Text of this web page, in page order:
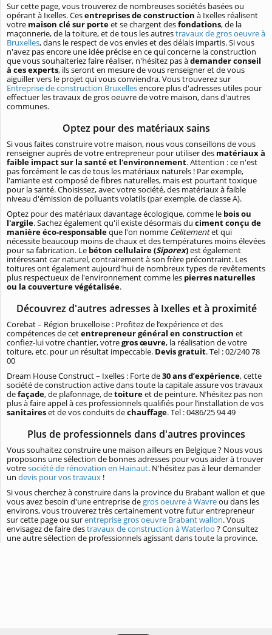
Sur cette page, vous trouverez de nombreuses sociétés basées ou
opérant à Ixelles. Cesentreprises de construction à Ixelles réalisent
votre maison clé sur porteet se chargent desfondations, de la
maçonnerie, de la toiture, et de tous les autrestravaux de gros oeuvre à
Bruxelles, dans le respect de vos envies et des délais impartis. Si vous
n'avez pas encore une idée précise en ce qui concerne la construction
que vous souhaiteriez faire réaliser, n'hésitez pas àdemander conseil
à ces experts, ils seront en mesure de vous renseigner et de vous
aiguiller vers le projet qui vous conviendra. Vous trouverez sur
Entreprise de construction Bruxellesencore plus d'adresses utiles pour
effectuer les travaux de gros oeuvre de votre maison, dans d'autres
communes.
Optez pour des matériaux sains
Si vous faites construire votre maison, nous vous conseillons de vous
renseigner auprès de votre entrepreneur pour utiliser des matériaux à
faible impact sur la santé et l'environnement. Attention : ce n'est
pas forcément le cas de tous les matériaux naturels ! Par exemple,
l'amiante est composé de fibres naturelles, mais est pourtant toxique
pour la santé. Choisissez, avec votre société, des matériaux à faible
niveau d'émission de polluants volatils (par exemple, de classe A).
Optez pour des matériaux davantage écologique, comme le bois ou
l'argile. Sachez également qu'il existe désormais du ciment conçu de
manière éco-responsableque l'on nomme Celitementet qui
nécessite beaucoup moins de chaux et des températures moins élevées
pour sa fabrication. Le béton cellulaire (Siporex)est également
intéressant car naturel, contrairement à son frère précontraint. Les
toitures ont également aujourd'hui de nombreux types de revêtements
plus respectueux de l'environnement comme les pierres naturelles
ou la couverture végétalisée.
Découvrez d'autres adresses à Ixelles et à proximité
Corebat – Région bruxelloise : Profitez de l’expérience et des
compétences de cetentrepreneur général en construction et
confiez-lui votre chantier, votregros œuvre, la réalisation de votre
toiture, etc. pour un résultat impeccable. Devis gratuit. Tel : 02/240 78
00
Dream House Construct – Ixelles : Forte de30 ans d’expérience, cette
société de construction active dans toute la capitale assure vos travaux
defaçade, de plafonnage, detoitureet de peinture. N’hésitez pas non
plus à faire appel à ces professionnels qualifiés pour l’installation de vos
sanitaireset de vos conduits dechauffage. Tel : 0486/25 94 49
Plus de professionnels dans d'autres provinces
Vous souhaitez construire une maison ailleurs en Belgique ? Nous vous
proposons une sélection de bonnes adresses pour vous aider à trouver
votresociété de rénovation en Hainaut. N'hésitez pas à leur demander
un devis pour vos travaux !
Si vous cherchez à construire dans la province du Brabant wallon et que
vous avez besoin d'une entreprise degros oeuvre à Wavreou dans les
environs, vous trouverez très certainement votre futur entrepreneur
sur cette page ou surentreprise gros oeuvre Brabant wallon. Vous
envisagez de faire destravaux de construction à Waterloo ? Consultez
une autre sélection de professionnels agissant dans toute la province.